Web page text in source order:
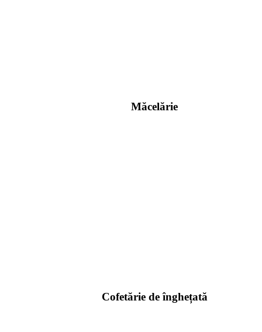
Măcelărie
Cofetărie de înghețată